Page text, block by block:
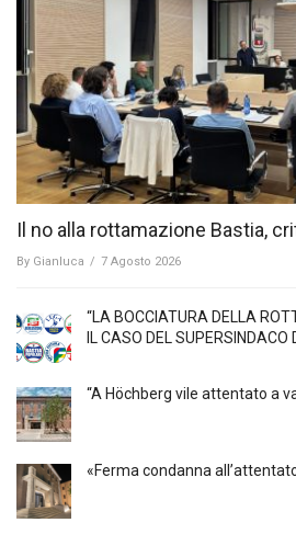
Il no alla rottamazione Bastia,
By Gianluca / 7 Agosto 2026
“LA BOCCIATURA DELLA
IL CASO DEL
“A Höchberg vile attentato a
«Ferma condanna